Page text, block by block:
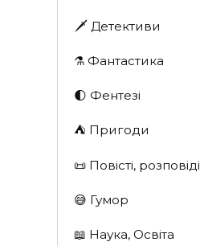
🗡 Детективи
⚗️ Фантастика
🌓 Фентезі
⛺️ Пригоди
📜 Повісті, розповіді
😅 Гумор
📖 Наука, Освіта